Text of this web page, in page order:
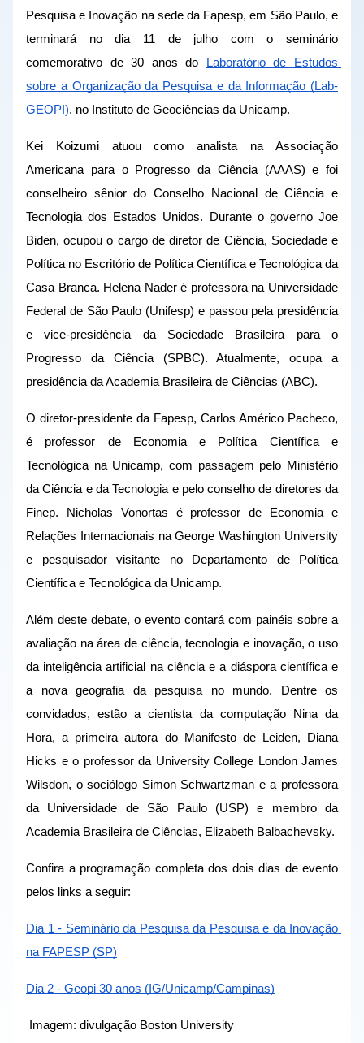
Pesquisa e Inovação na sede da Fapesp, em São Paulo, e
terminará no dia 11 de julho com o seminário
comemorativo de 30 anos do
Laboratório de Estudos
sobre a Organização da Pesquisa e da Informação (Lab-
GEOPI). no Instituto de Geociências da Unicamp.
Kei Koizumi atuou como analista na Associação
Americana para o Progresso da Ciência (AAAS) e foi
conselheiro sênior do Conselho Nacional de Ciência e
Tecnologia dos Estados Unidos. Durante o governo Joe
Biden, ocupou o cargo de diretor de Ciência, Sociedade e
Política no Escritório de Política Científica e Tecnológica da
Casa Branca. Helena Nader é professora na Universidade
Federal de São Paulo (Unifesp) e passou pela presidência
e vice-presidência da Sociedade Brasileira para o
Progresso da Ciência (SPBC). Atualmente, ocupa a
presidência da Academia Brasileira de Ciências (ABC).
O diretor-presidente da Fapesp, Carlos Américo Pacheco,
é professor de Economia e Política Científica e
Tecnológica na Unicamp, com passagem pelo Ministério
da Ciência e da Tecnologia e pelo conselho de diretores da
Finep. Nicholas Vonortas é professor de Economia e
Relações Internacionais na George Washington University
e pesquisador visitante no Departamento de Política
Científica e Tecnológica da Unicamp.
Além deste debate, o evento contará com painéis sobre a
avaliação na área de ciência, tecnologia e inovação, o uso
da inteligência artificial na ciência e a diáspora científica e
a nova geografia da pesquisa no mundo. Dentre os
convidados, estão a cientista da computação Nina da
Hora, a primeira autora do Manifesto de Leiden, Diana
Hicks e o professor da University College London James
Wilsdon, o sociólogo Simon Schwartzman e a professora
da Universidade de São Paulo (USP) e membro da
Academia Brasileira de Ciências, Elizabeth Balbachevsky.
Confira a programação completa dos dois dias de evento
pelos links a seguir:
Dia 1 - Seminário da Pesquisa da Pesquisa e da Inovação
na FAPESP (SP)
Dia 2 - Geopi 30 anos (IG/Unicamp/Campinas)
Imagem: divulgação Boston University